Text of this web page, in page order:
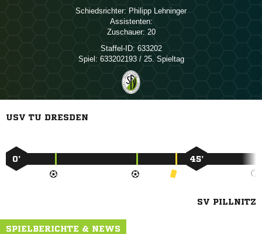
Schiedsrichter:  
Assistenten:
Zuschauer: 20
Staffel-ID: 633202
Spiel: 633202193 / 25. Spieltag
USV TU DRESDEN
0’ 45’
SV PILLNITZ
SPIELBERICHTE & NEWS